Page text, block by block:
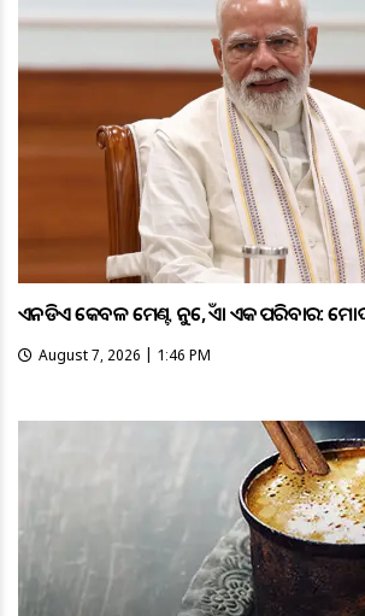
ଏନଡିଏ କେବଳ ମେଣ୍ଟ ନୁହେଁ, ଏହା ଏକ ପରିବାର:
August 7, 2026 | 1:46 PM